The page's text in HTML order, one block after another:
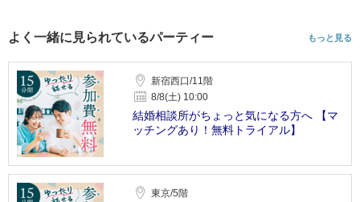
よく一緒に見られているパーティー もっと見る
新宿西口/11階
8/8(土) 10:00
結婚相談所がちょっと気になる方へ 【マ
ッチングあり！無料トライアル】
東京/5階